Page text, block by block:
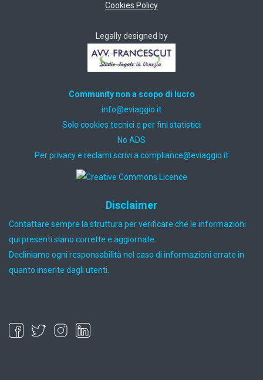
Cookies Policy
Legally designed by
Community non a scopo di lucro
ti.oiggaive@ofni
Solo cookies tecnici e per fini statistici
No ADS
Per privacy e reclami scrivi a ti.oiggaive@ecnailpmoc
Disclaimer
Contattare sempre la struttura per verificare che le informazioni
qui presenti siano corrette e aggiornate.
Decliniamo ogni responsabilità nel caso di informazioni errate in
quanto inserite dagli utenti.